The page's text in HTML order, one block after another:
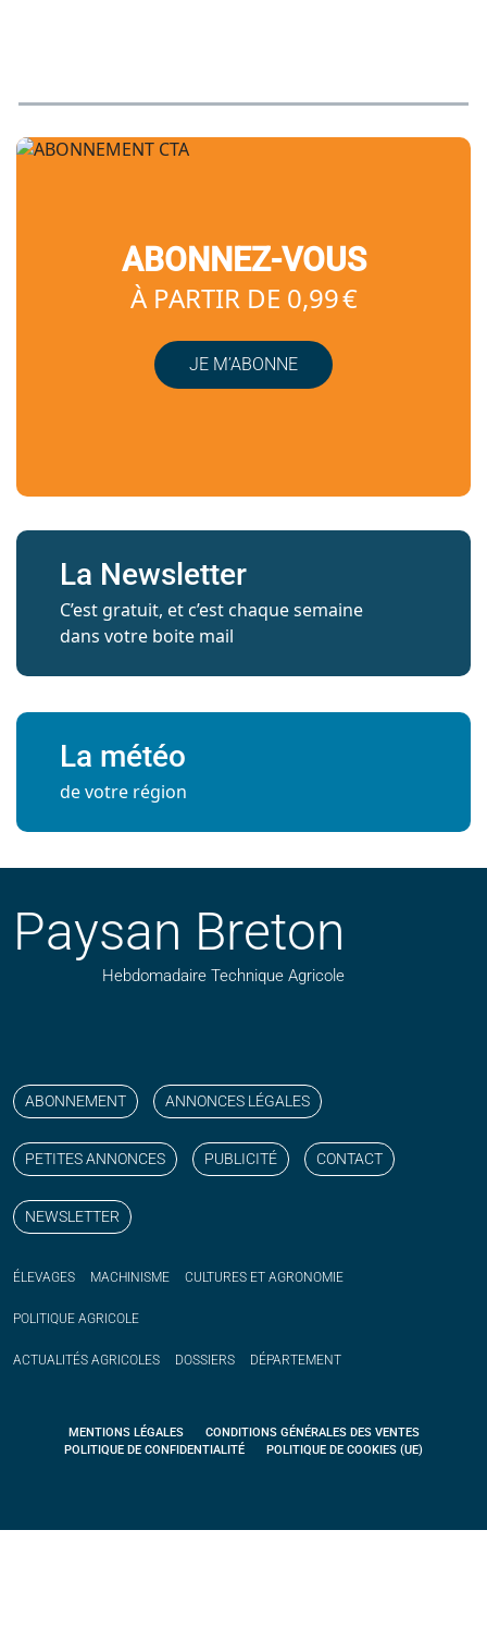
ABONNEZ-VOUS
À PARTIR DE 0,99 €
JE M’ABONNE
La Newsletter
C’est gratuit, et c’est chaque semaine
dans votre boite mail
La météo
de votre région
Paysan Breton
Hebdomadaire Technique Agricole
ABONNEMENT ANNONCES LÉGALES
PETITES ANNONCES PUBLICITÉ CONTACT
NEWSLETTER
ÉLEVAGES MACHINISME CULTURES ET AGRONOMIE
POLITIQUE AGRICOLE
ACTUALITÉS AGRICOLES DOSSIERS DÉPARTEMENT
MENTIONS LÉGALES
CONDITIONS GÉNÉRALES DES VENTES
POLITIQUE DE CONFIDENTIALITÉ
POLITIQUE DE COOKIES (UE)